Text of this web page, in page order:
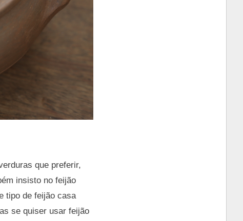
que preferir,
insisto no feijão
tipo de feijão casa
se quiser usar feijão